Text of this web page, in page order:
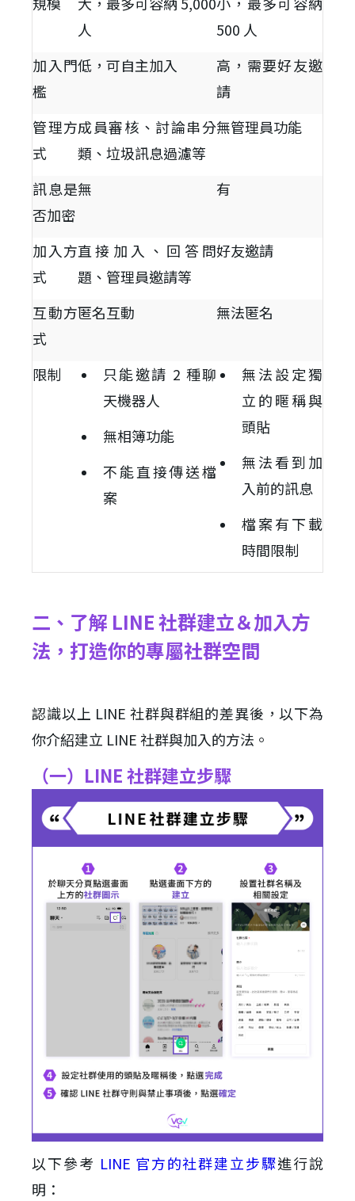
人
500 人
加入門
檻
低，可自主加入
高，需要好友邀
請
管理方
式
成員審核、討論串分
類、垃圾訊息過濾等
無管理員功能
訊息是
否加密
無 有
加入方
式
直接加入、回答問
題、管理員邀請等
好友邀請
互動方
式
匿名互動 無法匿名
限制
只能邀請 2 種聊
天機器人
無相簿功能
不能直接傳送檔
案
無法設定獨
立的暱稱與
頭貼
無法看到加
入前的訊息
檔案有下載
時間限制
二、了解 LINE 社群建立＆加入方
法，打造你的專屬社群空間
認識以上 LINE 社群與群組的差異後，以下為
你介紹建立 LINE 社群與加入的方法。
（一）LINE 社群建立步驟
以下參考 LINE 官方的社群建立步驟進行說
明：